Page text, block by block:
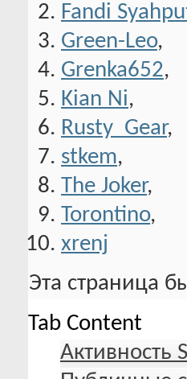
Fandi
Green-Leo,
Grenka652,
Kian Ni,
Rusty_Gear,
stkem,
The Joker,
Torontino,
xrenj
Эта страница
Tab Content
Активность